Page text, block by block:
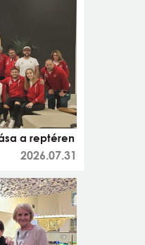
a reptéren
2026.07.31